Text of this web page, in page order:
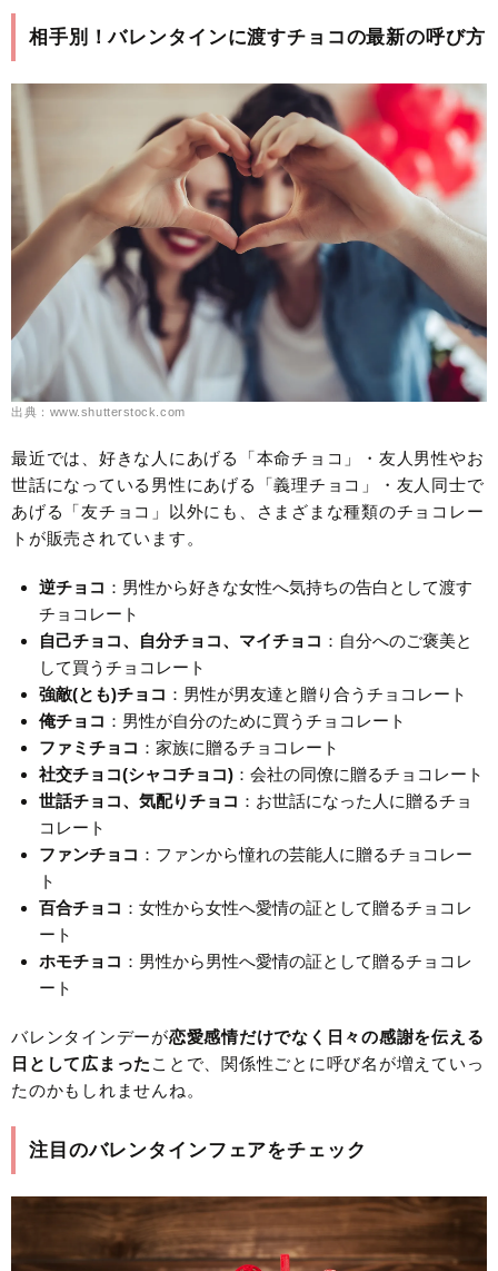
相手別！バレンタインに渡すチョコの最新の呼び方
出典：www.shutterstock.com
最近では、好きな人にあげる「本命チョコ」・友人男性やお
世話になっている男性にあげる「義理チョコ」・友人同士で
あげる「友チョコ」以外にも、さまざまな種類のチョコレー
トが販売されています。
逆チョコ ：男性から好きな女性へ気持ちの告白として渡す
チョコレート
自己チョコ、自分チョコ、マイチョコ ：自分へのご褒美と
して買うチョコレート
強敵(とも)チョコ ：男性が男友達と贈り合うチョコレート
俺チョコ ：男性が自分のために買うチョコレート
ファミチョコ ：家族に贈るチョコレート
社交チョコ(シャコチョコ) ：会社の同僚に贈るチョコレート
世話チョコ、気配りチョコ ：お世話になった人に贈るチョ
コレート
ファンチョコ ：ファンから憧れの芸能人に贈るチョコレー
ト
百合チョコ ：女性から女性へ愛情の証として贈るチョコレ
ート
ホモチョコ ：男性から男性へ愛情の証として贈るチョコレ
ート
バレンタインデーが恋愛感情だけでなく日々の感謝を伝える
日として広まった ことで、関係性ごとに呼び名が増えていっ
たのかもしれませんね。
注目のバレンタインフェアをチェック